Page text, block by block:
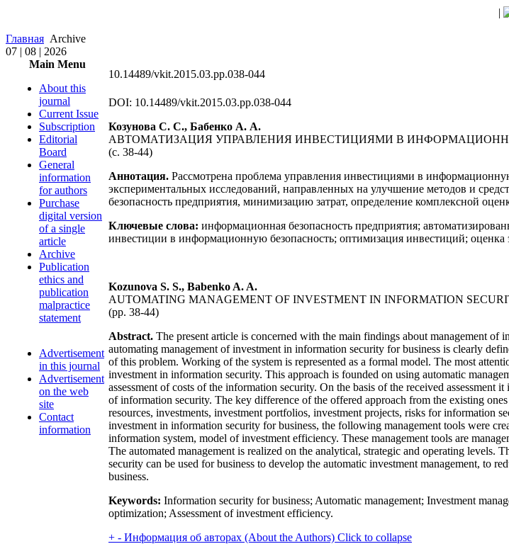
|
Главная Archive
07 | 08 | 2026
Main Menu
About this
journal
Current Issue
Subscription
Editorial
Board
General
information
for authors
Purchase
digital version
of a single
article
Archive
Publication
ethics and
publication
malpractice
statement
Advertisement
in this journal
Advertisement
on the web
site
Contact
information
10.14489/vkit.2015.03.pp.038-044
DOI: 10.14489/vkit.2015.03.pp.038-044
Козунова С. С., Бабенко А. А.
АВТОМАТИЗАЦИЯ УПРАВЛЕНИЯ ИНВЕСТИЦИЯМИ В
(с. 38-44)
Аннотация. Рассмотрена проблема управления инвестициями в
экспериментальных исследований, направленных на улучшение методов и
безопасность предприятия, минимизацию затрат, определение комплексной
Ключевые слова: информационная безопасность предприятия;
инвестиции в информационную безопасность; оптимизация инвестиций;
Kozunova S. S., Babenko A. A.
AUTOMATING MANAGEMENT OF INVESTMENT IN INFORMATION
(pp. 38-44)
Abstract. The present article is concerned with the main findings about management
automating management of investment in information security for business is clearly
of this problem. Working of the system is represented as a formal model. The most
investment in information security. This approach is founded on using automatic
assessment of costs of the information security. On the basis of the received assessment
of information security. The key difference of the offered approach from the existing
resources, investments, investment portfolios, investment projects, risks for information
investment in information security for business, the following management tools were
information system, model of investment efficiency. These management tools are
The automated management is realized on the analytical, strategic and operating levels.
security can be used for business to develop the automatic investment management, to
business.
Keywords: Information security for business; Automatic management; Investment
optimization; Assessment of investment efficiency.
+ - Информация об авторах (About the Authors) Click to collapse